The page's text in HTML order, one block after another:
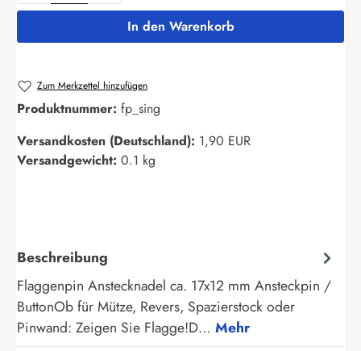
In den Warenkorb
Zum Merkzettel hinzufügen
Produktnummer: fp_sing
Versandkosten (Deutschland): 1,90 EUR
Versandgewicht: 0.1 kg
Beschreibung
Flaggenpin Anstecknadel ca. 17x12 mm Ansteckpin /
ButtonOb für Mütze, Revers, Spazierstock oder
Pinwand: Zeigen Sie Flagge!D… Mehr